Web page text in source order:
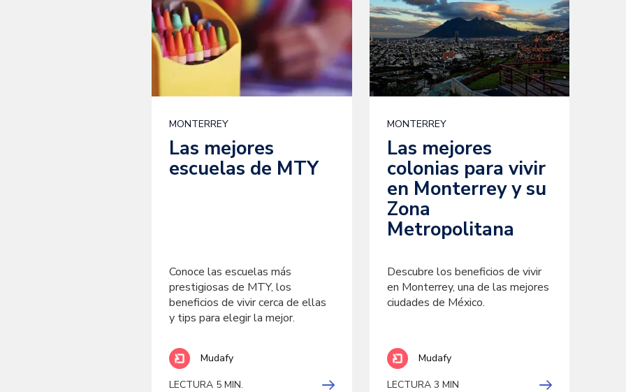
MONTERREY
Las mejores
escuelas de MTY
Conoce las escuelas más
prestigiosas de MTY, los
beneficios de vivir cerca de ellas
y tips para elegir la mejor.
Mudafy
LECTURA 5 MIN.
MONTERREY
Las mejores
colonias para vivir
en Monterrey y su
Zona
Metropolitana
Descubre los beneficios de vivir
en Monterrey, una de las mejores
ciudades de México.
Mudafy
LECTURA 3 MIN